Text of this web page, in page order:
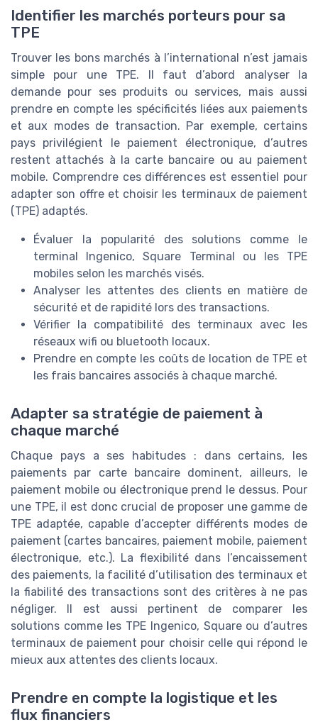
Identifier les marchés porteurs pour sa
TPE
Trouver les bons marchés à l’international n’est jamais
simple pour une TPE. Il faut d’abord analyser la
demande pour ses produits ou services, mais aussi
prendre en compte les spécificités liées aux paiements
et aux modes de transaction. Par exemple, certains
pays privilégient le paiement électronique, d’autres
restent attachés à la carte bancaire ou au paiement
mobile. Comprendre ces différences est essentiel pour
adapter son offre et choisir les terminaux de paiement
(TPE) adaptés.
Évaluer la popularité des solutions comme le
terminal Ingenico, Square Terminal ou les TPE
mobiles selon les marchés visés.
Analyser les attentes des clients en matière de
sécurité et de rapidité lors des transactions.
Vérifier la compatibilité des terminaux avec les
réseaux wifi ou bluetooth locaux.
Prendre en compte les coûts de location de TPE et
les frais bancaires associés à chaque marché.
Adapter sa stratégie de paiement à
chaque marché
Chaque pays a ses habitudes : dans certains, les
paiements par carte bancaire dominent, ailleurs, le
paiement mobile ou électronique prend le dessus. Pour
une TPE, il est donc crucial de proposer une gamme de
TPE adaptée, capable d’accepter différents modes de
paiement (cartes bancaires, paiement mobile, paiement
électronique, etc.). La flexibilité dans l’encaissement
des paiements, la facilité d’utilisation des terminaux et
la fiabilité des transactions sont des critères à ne pas
négliger. Il est aussi pertinent de comparer les
solutions comme les TPE Ingenico, Square ou d’autres
terminaux de paiement pour choisir celle qui répond le
mieux aux attentes des clients locaux.
Prendre en compte la logistique et les
flux financiers